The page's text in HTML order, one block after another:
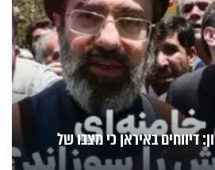
דיווחים באיראן כי מצבו של